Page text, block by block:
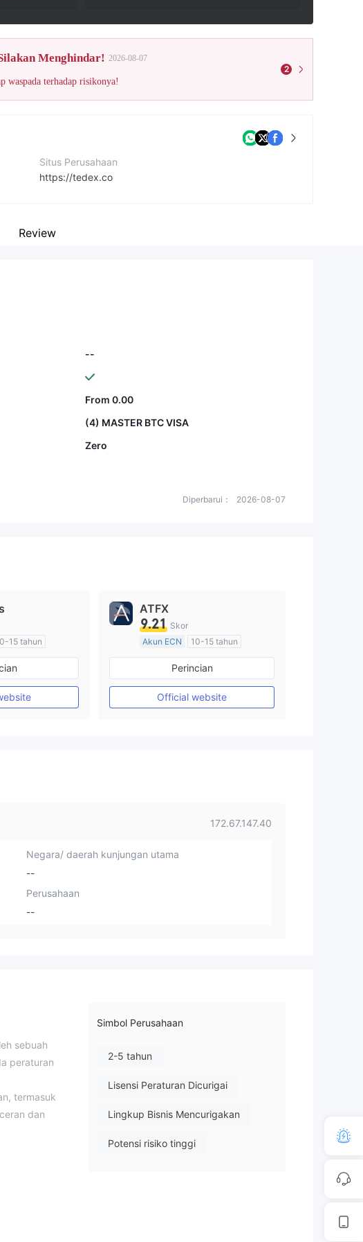
Menghindar! 2026-08-07
terhadap risikonya!
2
Situs Perusahaan
https://tedex.co
Review
--
From 0.00
(4) MASTER BTC VISA
Zero
Diperbarui： 2026-08-07
15 tahun
MT4
ATFX
9.21 Skor
Akun ECN
10-15 tahun
Diatur di Australia
Market Maker (MM)
Lisensi Penuh MT4
Perincian
Official website
172.67.147.40
Negara/ daerah kunjungan utama
--
Perusahaan
--
sebuah
peraturan
termasuk
dan
Simbol Perusahaan
2-5 tahun
Lisensi Peraturan Dicurigai
Lingkup Bisnis Mencurigakan
Potensi risiko tinggi